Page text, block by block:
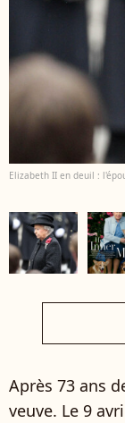
Elizabeth II en deuil :
Après 73 ans
veuve. Le 9